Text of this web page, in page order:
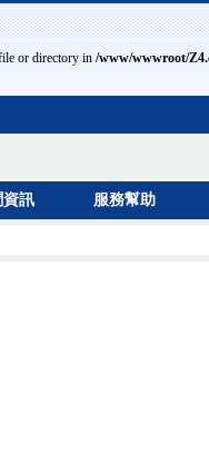
file or directory in/www/wwwroot/
資訊 服務幫助